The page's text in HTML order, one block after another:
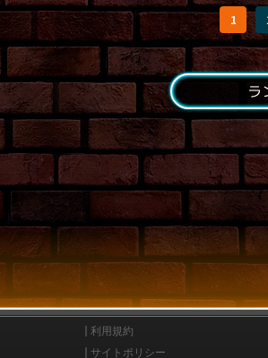
1
ラ
利用規約
サイトポリシー